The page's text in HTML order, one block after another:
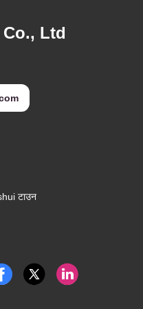
Ltd
टाउन